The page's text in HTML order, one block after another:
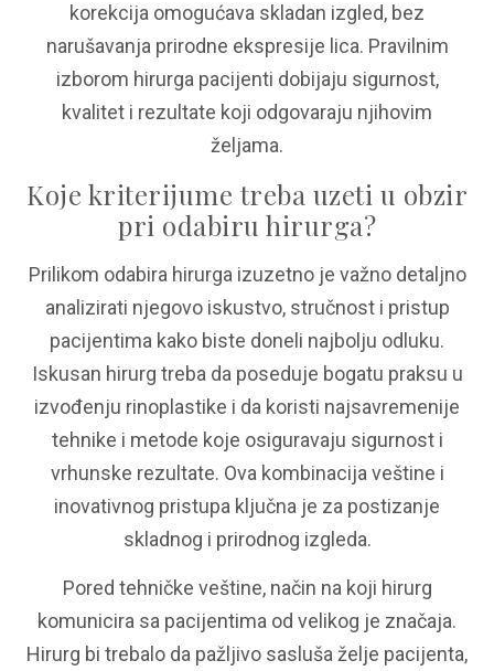
korekcija omogućava skladan izgled, bez
narušavanja prirodne ekspresije lica. Pravilnim
izborom hirurga pacijenti dobijaju sigurnost,
kvalitet i rezultate koji odgovaraju njihovim
željama.
Koje kriterijume treba uzeti u obzir
pri odabiru hirurga?
Prilikom odabira hirurga izuzetno je važno detaljno
analizirati njegovo iskustvo, stručnost i pristup
pacijentima kako biste doneli najbolju odluku.
Iskusan hirurg treba da poseduje bogatu praksu u
izvođenju rinoplastike i da koristi najsavremenije
tehnike i metode koje osiguravaju sigurnost i
vrhunske rezultate. Ova kombinacija veštine i
inovativnog pristupa ključna je za postizanje
skladnog i prirodnog izgleda.
Pored tehničke veštine, način na koji hirurg
komunicira sa pacijentima od velikog je značaja.
Hirurg bi trebalo da pažljivo sasluša želje pacijenta,